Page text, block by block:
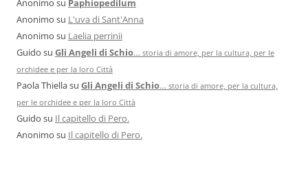
Anonimo su L'uva di Sant'Anna
Anonimo su Laelia perrinii
Guido su Gli Angeli di Schio… storia di amore, per la cultura, per le
orchidee e per la loro Città
Paola Thiellasu Gli Angeli di Schio… storia di amore, per la cultura,
per le orchidee e per la loro Città
Guido su Il capitello di Pero.
Anonimo su Il capitello di Pero.